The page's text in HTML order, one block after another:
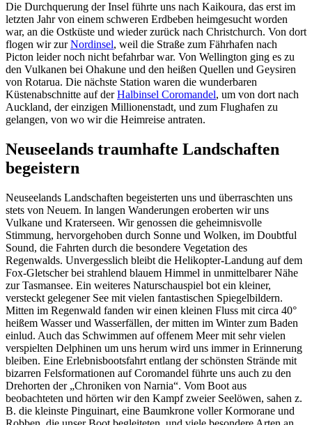
Die Durchquerung der Insel führte uns nach Kaikoura, das erst im
letzten Jahr von einem schweren Erdbeben heimgesucht worden
war, an die Ostküste und wieder zurück nach Christchurch. Von dort
flogen wir zurNordinsel, weil die Straße zum Fährhafen nach
Picton leider noch nicht befahrbar war. Von Wellington ging es zu
den Vulkanen bei Ohakune und den heißen Quellen und Geysiren
von Rotarua. Die nächste Station waren die wunderbaren
Küstenabschnitte auf derHalbinsel Coromandel, um von dort nach
Auckland, der einzigen Millionenstadt, und zum Flughafen zu
gelangen, von wo wir die Heimreise antraten.
Neuseelands traumhafte Landschaften
begeistern
Neuseelands Landschaften begeisterten uns und überraschten uns
stets von Neuem. In langen Wanderungen eroberten wir uns
Vulkane und Kraterseen. Wir genossen die geheimnisvolle
Stimmung, hervorgehoben durch Sonne und Wolken, im Doubtful
Sound, die Fahrten durch die besondere Vegetation des
Regenwalds. Unvergesslich bleibt die Helikopter-Landung auf dem
Fox-Gletscher bei strahlend blauem Himmel in unmittelbarer Nähe
zur Tasmansee. Ein weiteres Naturschauspiel bot ein kleiner,
versteckt gelegener See mit vielen fantastischen Spiegelbildern.
Mitten im Regenwald fanden wir einen kleinen Fluss mit circa 40°
heißem Wasser und Wasserfällen, der mitten im Winter zum Baden
einlud. Auch das Schwimmen auf offenem Meer mit sehr vielen
verspielten Delphinen um uns herum wird uns immer in Erinnerung
bleiben. Eine Erlebnisbootsfahrt entlang der schönsten Strände mit
bizarren Felsformationen auf Coromandel führte uns auch zu den
Drehorten der „Chroniken von Narnia“. Vom Boot aus
beobachteten und hörten wir den Kampf zweier Seelöwen, sahen z.
B. die kleinste Pinguinart, eine Baumkrone voller Kormorane und